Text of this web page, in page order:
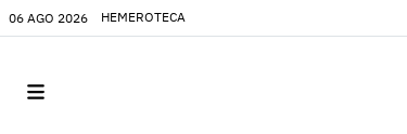
06 AGO 2026 HEMEROTECA